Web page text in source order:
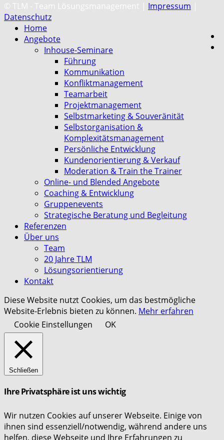
© TLM - Team Lösungsmanagement | Impressum |
Datenschutz
Home
Angebote
Inhouse-Seminare
Führung
Kommunikation
Konfliktmanagement
Teamarbeit
Projektmanagement
Selbstmarketing & Souveränität
Selbstorganisation &
Komplexitätsmanagement
Persönliche Entwicklung
Kundenorientierung & Verkauf
Moderation & Train the Trainer
Online- und Blended Angebote
Coaching & Entwicklung
Gruppenevents
Strategische Beratung und Begleitung
Referenzen
Über uns
Team
20 Jahre TLM
Lösungsorientierung
Kontakt
Diese Website nutzt Cookies, um das bestmögliche
Website-Erlebnis bieten zu können. Mehr erfahren
Cookie Einstellungen
OK
Schließen
Ihre Privatsphäre ist uns wichtig
Wir nutzen Cookies auf unserer Webseite. Einige von
ihnen sind essenziell/notwendig, während andere uns
helfen, diese Webseite und Ihre Erfahrungen zu